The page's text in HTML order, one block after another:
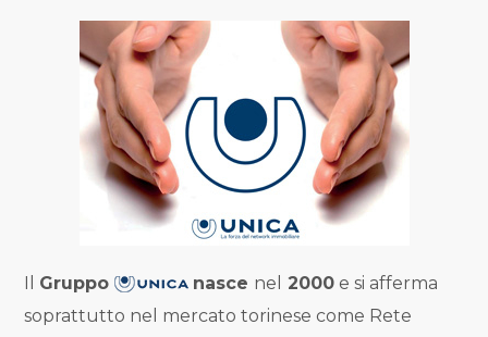
Il Gruppo nasce nel 2000 e si afferma
soprattutto nel mercato torinese come Rete
IMMOBILI
VALUTA
IMMOBILE
LAVORA
Scegli
dove
cercare
Comune